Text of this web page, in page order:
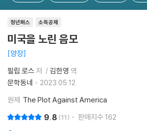
소득공제
청년패스
미국을 노린 음모
양장
필립 로스 저 김한영 역
문학동네
2023.05.12.
원제 The Plot Against America
9.8 11 판매지수 162